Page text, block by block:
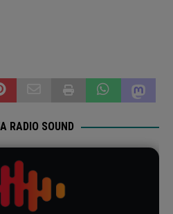
RADIO SOUND